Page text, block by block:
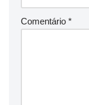
Comentário *